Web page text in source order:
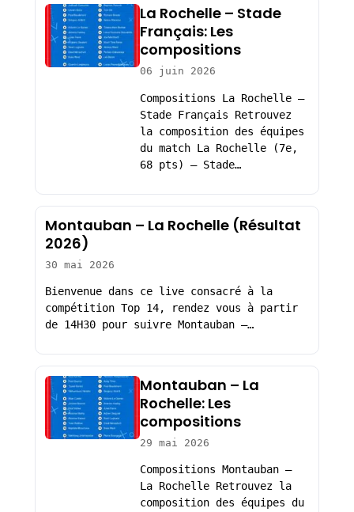
La Rochelle – Stade
Français: Les
compositions
06 juin 2026
Compositions La Rochelle –
Stade Français Retrouvez
la composition des équipes
du match La Rochelle (7e,
68 pts) – Stade…
Montauban – La Rochelle (Résultat
2026)
30 mai 2026
Bienvenue dans ce live consacré à la
compétition Top 14, rendez vous à partir
de 14H30 pour suivre Montauban –…
Montauban – La
Rochelle: Les
compositions
29 mai 2026
Compositions Montauban –
La Rochelle Retrouvez la
composition des équipes du